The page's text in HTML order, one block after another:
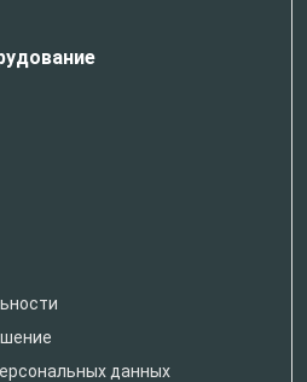
данных